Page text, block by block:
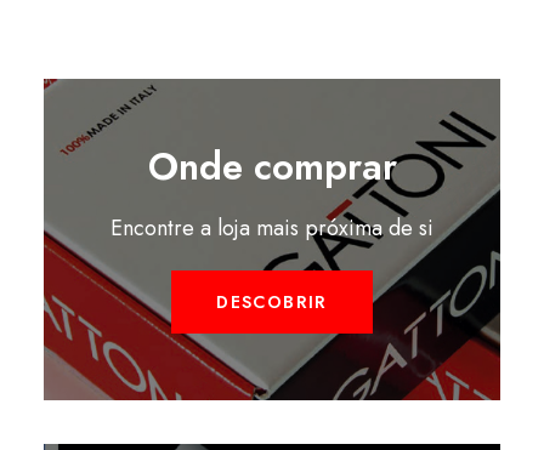
Onde comprar
Encontre a loja mais próxima de si
DESCOBRIR